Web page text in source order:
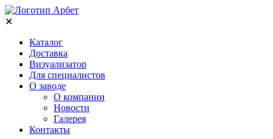
✕
Каталог
Доставка
Визуализатор
Для специалистов
О заводе
О компании
Новости
Галерея
Контакты